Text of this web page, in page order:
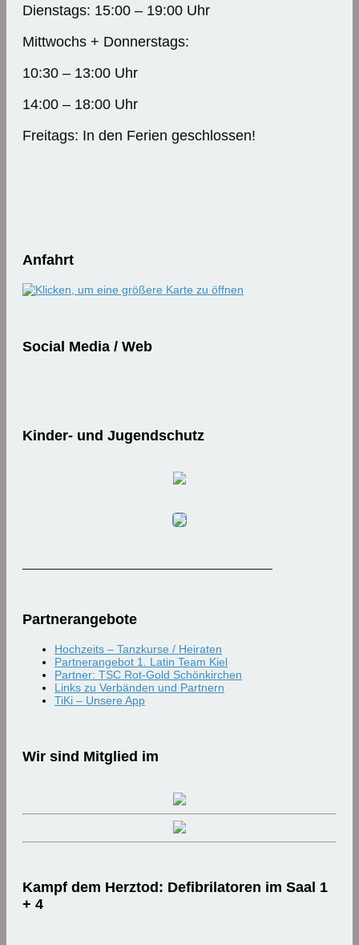
Dienstags: 15:00 – 19:00 Uhr
Mittwochs + Donnerstags:
10:30 – 13:00 Uhr
14:00 – 18:00 Uhr
Freitags: In den Ferien geschlossen!
Anfahrt
Social Media / Web
Kinder- und Jugendschutz
Partnerangebote
Hochzeits – Tanzkurse / Heiraten
Partnerangebot 1. Latin Team Kiel
Partner: TSC Rot-Gold Schönkirchen
Links zu Verbänden und Partnern
TiKi – Unsere App
Wir sind Mitglied im
Kampf dem Herztod: Defibrilatoren im Saal 1
+ 4